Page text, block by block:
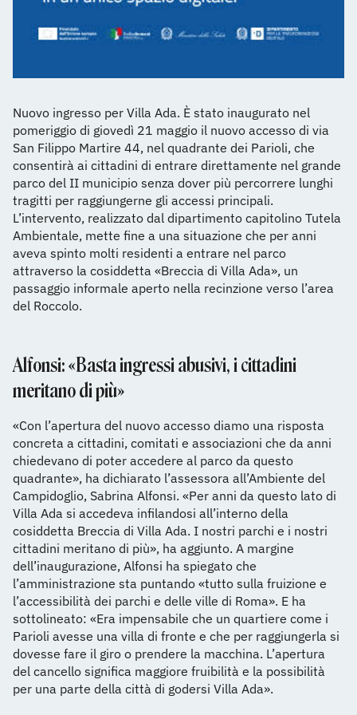
Nuovo ingresso per Villa Ada. È stato inaugurato nel
pomeriggio di giovedì 21 maggio il nuovo accesso di via
San Filippo Martire 44, nel quadrante dei Parioli, che
consentirà ai cittadini di entrare direttamente nel grande
parco del II municipio senza dover più percorrere lunghi
tragitti per raggiungerne gli accessi principali.
L’intervento, realizzato dal dipartimento capitolino Tutela
Ambientale, mette fine a una situazione che per anni
aveva spinto molti residenti a entrare nel parco
attraverso la cosiddetta «Breccia di Villa Ada», un
passaggio informale aperto nella recinzione verso l’area
del Roccolo.
Alfonsi: «Basta ingressi abusivi, i cittadini
meritano di più»
«Con l’apertura del nuovo accesso diamo una risposta
concreta a cittadini, comitati e associazioni che da anni
chiedevano di poter accedere al parco da questo
quadrante», ha dichiarato l’assessora all’Ambiente del
Campidoglio, Sabrina Alfonsi. «Per anni da questo lato di
Villa Ada si accedeva infilando­si all’interno della
cosiddetta Breccia di Villa Ada. I nostri parchi e i nostri
cittadini meritano di più», ha aggiunto. A margine
dell’inaugurazione, Alfonsi ha spiegato che
l’amministrazione sta puntando «tutto sulla fruizione e
l’accessibilità dei parchi e delle ville di Roma». E ha
sottolineato: «Era impensabile che un quartiere come i
Parioli avesse una villa di fronte e che per raggiungerla si
dovesse fare il giro o prendere la macchina. L’apertura
del cancello significa maggiore fruibilità e la possibilità
per una parte della città di godersi Villa Ada».